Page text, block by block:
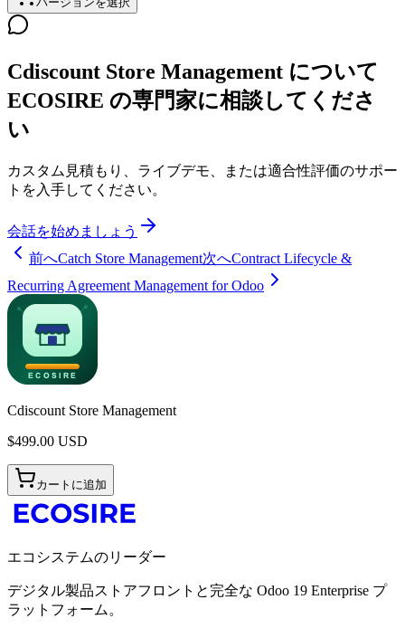
Cdiscount Store Management について
ECOSIRE の専門家に相談してくださ
い
カスタム見積もり、ライブデモ、または適合性評価のサポー
トを入手してください。
会話を始めましょう
前へCatch Store Management次へContract Lifecycle &
Recurring Agreement Management for Odoo
Cdiscount Store Management
$499.00 USD
カートに追加
エコシステムのリーダー
デジタル製品ストアフロントと完全な Odoo 19 Enterprise プ
ラットフォーム。